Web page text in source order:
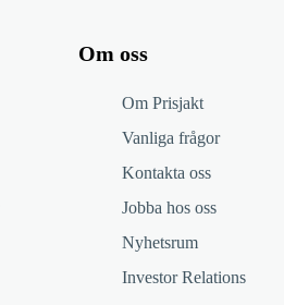
Om oss
Om Prisjakt
Vanliga frågor
Kontakta oss
Jobba hos oss
Nyhetsrum
Investor Relations